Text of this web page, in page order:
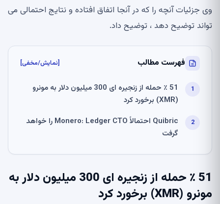
وی جزئیات آنچه را که در آنجا اتفاق افتاده و نتایج احتمالی می
تواند توضیح دهد ، توضیح داد.
فهرست مطالب [نمایش/مخفی]
51 ٪ حمله از زنجیره ای 300 میلیون دلار به مونرو
(XMR) برخورد کرد
Quibric احتمالاً Monero: Ledger CTO را خواهد
گرفت
51 ٪ حمله از زنجیره ای 300 میلیون دلار به
مونرو (XMR) برخورد کرد